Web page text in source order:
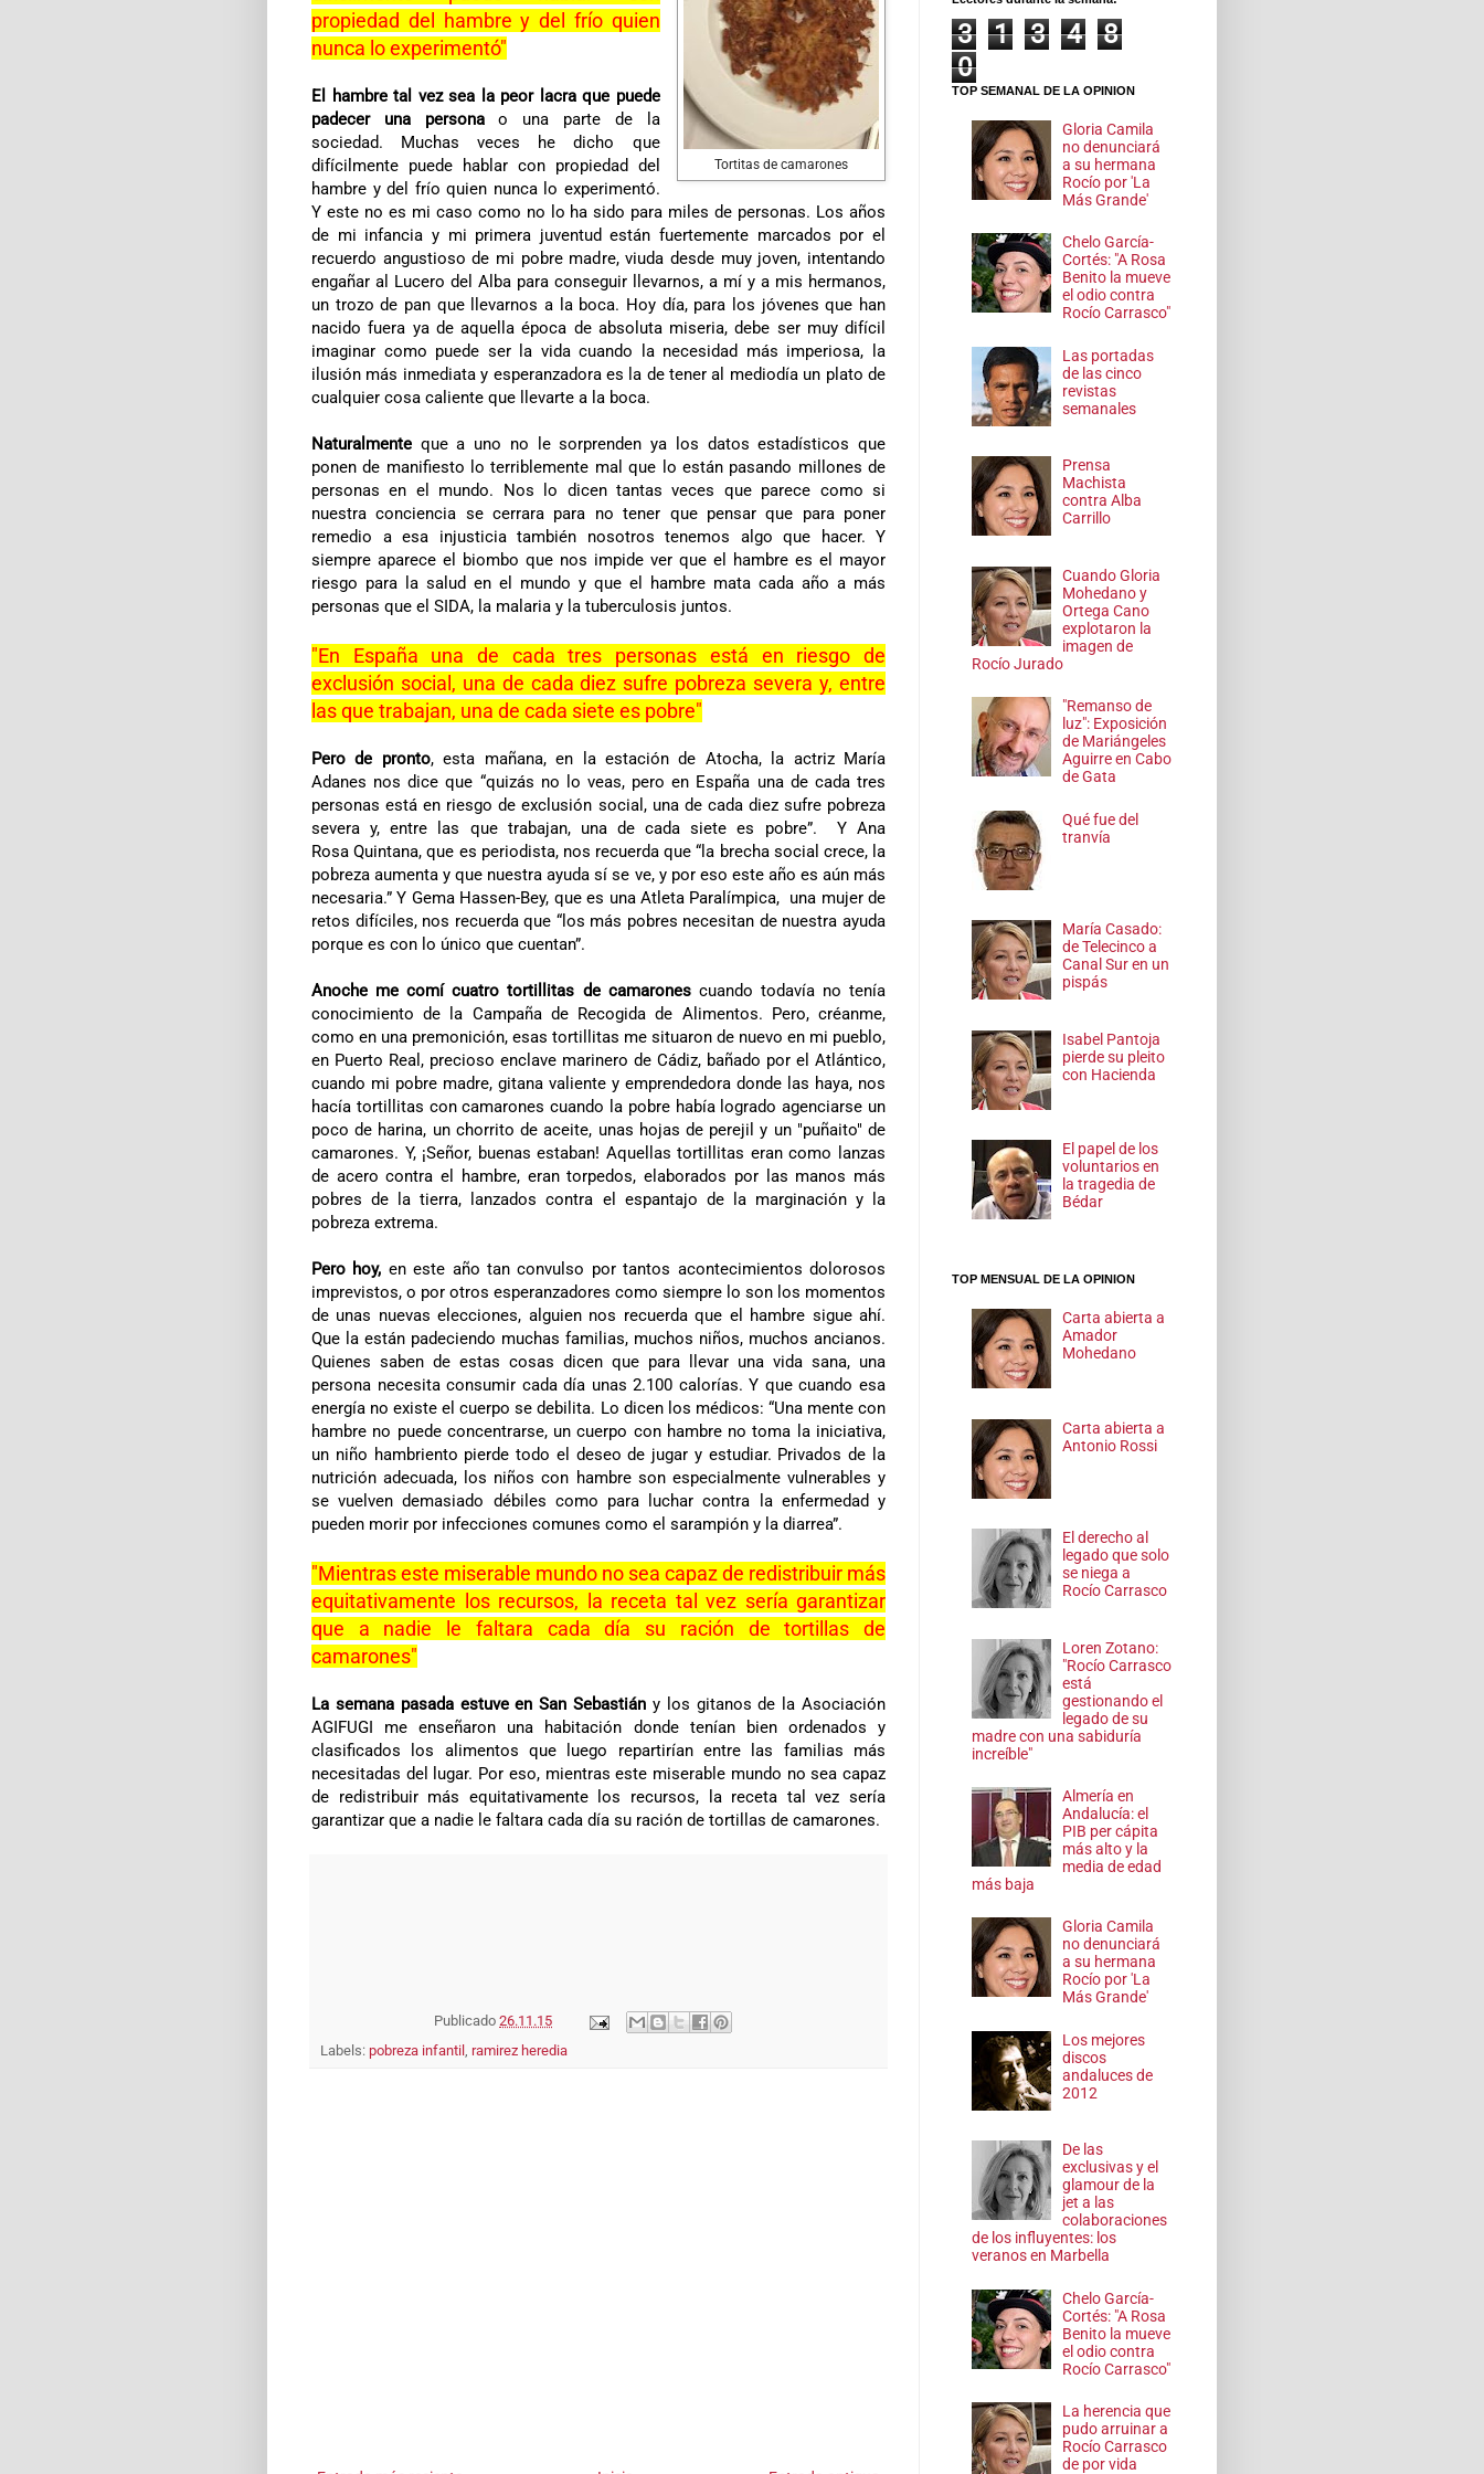
Tortitas de camarones
propiedad del hambre y del frío quien
nunca lo experimentó"
El hambre tal vez sea la peor lacra que puede
padecer una personao una parte de la
sociedad. Muchas veces he dicho que
difícilmente puede hablar con propiedad del
hambre y del frío quien nunca lo experimentó.
Y este no es mi caso como no lo ha sido para miles de personas. Los años
de mi infancia y mi primera juventud están fuertemente marcados por el
recuerdo angustioso de mi pobre madre, viuda desde muy joven, intentando
engañar al Lucero del Alba para conseguir llevarnos, a mí y a mis hermanos,
un trozo de pan que llevarnos a la boca. Hoy día, para los jóvenes que han
nacido fuera ya de aquella época de absoluta miseria, debe ser muy difícil
imaginar como puede ser la vida cuando la necesidad más imperiosa, la
ilusión más inmediata y esperanzadora es la de tener al mediodía un plato de
cualquier cosa caliente que llevarte a la boca.
Naturalmente que a uno no le sorprenden ya los datos estadísticos que
ponen de manifiesto lo terriblemente mal que lo están pasando millones de
personas en el mundo. Nos lo dicen tantas veces que parece como si
nuestra conciencia se cerrara para no tener que pensar que para poner
remedio a esa injusticia también nosotros tenemos algo que hacer. Y
siempre aparece el biombo que nos impide ver que el hambre es el mayor
riesgo para la salud en el mundo y que el hambre mata cada año a más
personas que el SIDA, la malaria y la tuberculosis juntos.
"En España una de cada tres personas está en riesgo de
exclusión social, una de cada diez sufre pobreza severa y, entre
las que trabajan, una de cada siete es pobre"
Pero de pronto, esta mañana, en la estación de Atocha, la actriz María
Adanes nos dice que “quizás no lo veas, pero en España una de cada tres
personas está en riesgo de exclusión social, una de cada diez sufre pobreza
severa y, entre las que trabajan, una de cada siete es pobre”. Y Ana
Rosa Quintana, que es periodista, nos recuerda que “la brecha social crece, la
pobreza aumenta y que nuestra ayuda sí se ve, y por eso este año es aún más
necesaria.” Y Gema Hassen-Bey, que es una Atleta Paralímpica, una mujer de
retos difíciles, nos recuerda que “los más pobres necesitan de nuestra ayuda
porque es con lo único que cuentan”.
Anoche me comí cuatro tortillitas de camaronescuando todavía no tenía
conocimiento de
la Campañade Recogida de Alimentos. Pero, créanme,
como en una premonición, esas tortillitas me situaron de nuevo en mi pueblo,
en Puerto Real, precioso enclave marinero de Cádiz, bañado por el Atlántico,
cuando mi pobre madre, gitana valiente y emprendedora donde las haya, nos
hacía tortillitas con camarones cuando la pobre había logrado agenciarse un
poco de harina, un chorrito de aceite, unas hojas de perejil y un "puñaito" de
camarones. Y, ¡Señor, buenas estaban! Aquellas tortillitas eran como lanzas
de acero contra el hambre, eran torpedos, elaborados por las manos más
pobres de la tierra, lanzados contra el espantajo de la marginación y la
pobreza extrema.
Pero hoy, en este año tan convulso por tantos acontecimientos dolorosos
imprevistos, o por otros esperanzadores como siempre lo son los momentos
de unas nuevas elecciones, alguien nos recuerda que el hambre sigue ahí.
Que la están padeciendo muchas familias, muchos niños, muchos ancianos.
Quienes saben de estas cosas dicen que para llevar una vida sana, una
persona necesita consumir cada día unas 2.100 calorías. Y que cuando esa
energía no existe el cuerpo se debilita. Lo dicen los médicos: “Una mente con
hambre no puede concentrarse, un cuerpo con hambre no toma la iniciativa,
un niño hambriento pierde todo el deseo de jugar y estudiar. Privados de la
nutrición adecuada, los niños con hambre son especialmente vulnerables y
se vuelven demasiado débiles como para luchar contra la enfermedad y
pueden morir por infecciones comunes como el sarampión y la diarrea”.
"Mientras este miserable mundo no sea capaz de redistribuir más
equitativamente los recursos, la receta tal vez sería garantizar
que a nadie le faltara cada día su ración de tortillas de
camarones"
La semana pasada estuve en San Sebastián y los gitanos de la Asociación
AGIFUGI
me enseñaron una habitación donde tenían bien ordenados y
clasificados los alimentos que luego repartirían entre las familias más
necesitadas del lugar. Por eso, mientras este miserable mundo no sea capaz
de redistribuir más equitativamente los recursos, la receta tal vez sería
garantizar que a nadie le faltara cada día su ración de tortillas de camarones.
Publicado 26.11.15
Labels: pobreza infantil , ramirez heredia
3 1 3 4
8
0
TOP SEMANAL DE LA OPINION
Gloria Camila
no denunciará
a su hermana
Rocío por 'La
Más Grande'
Chelo García-
Cortés: "A Rosa
Benito la mueve
el odio contra
Rocío Carrasco"
Las portadas
de las cinco
revistas
semanales
Prensa
Machista
contra Alba
Carrillo
Cuando Gloria
Mohedano y
Ortega Cano
explotaron la
imagen de
Rocío Jurado
"Remanso de
luz": Exposición
de Mariángeles
Aguirre en Cabo
de Gata
Qué fue del
tranvía
María Casado:
de Telecinco a
Canal Sur en un
pispás
Isabel Pantoja
pierde su pleito
con Hacienda
El papel de los
voluntarios en
la tragedia de
Bédar
TOP MENSUAL DE LA OPINION
Carta abierta a
Amador
Mohedano
Carta abierta a
Antonio Rossi
El derecho al
legado que solo
se niega a
Rocío Carrasco
Loren Zotano:
"Rocío Carrasco
está
gestionando el
legado de su
madre con una sabiduría
increíble"
Almería en
Andalucía: el
PIB per cápita
más alto y la
media de edad
más baja
Gloria Camila
no denunciará
a su hermana
Rocío por 'La
Más Grande'
Los mejores
discos
andaluces de
2012
De las
exclusivas y el
glamour de la
jet a las
colaboraciones
de los influyentes: los
veranos en Marbella
Chelo García-
Cortés: "A Rosa
Benito la mueve
el odio contra
Rocío Carrasco"
La herencia que
pudo arruinar a
Rocío Carrasco
de por vida